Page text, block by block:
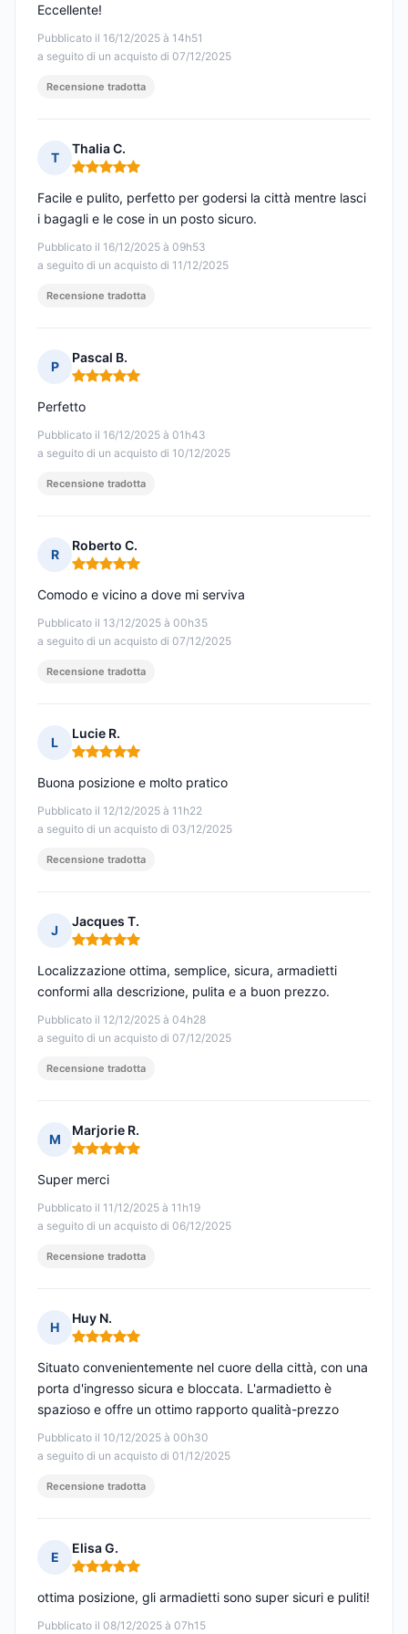
Pubblicato il 16/12/2025 à 14h51
a seguito di un acquisto di 07/12/2025
Eccellente!
Recensione tradotta
T
Thalia C.
Nota: 5 su 5
Pubblicato il 16/12/2025 à 09h53
a seguito di un acquisto di 11/12/2025
Facile e pulito, perfetto per godersi la città mentre lasci
i bagagli e le cose in un posto sicuro.
Recensione tradotta
P
Pascal B.
Nota: 5 su 5
Pubblicato il 16/12/2025 à 01h43
a seguito di un acquisto di 10/12/2025
Perfetto
Recensione tradotta
R
Roberto C.
Nota: 5 su 5
Pubblicato il 13/12/2025 à 00h35
a seguito di un acquisto di 07/12/2025
Comodo e vicino a dove mi serviva
Recensione tradotta
L
Lucie R.
Nota: 5 su 5
Pubblicato il 12/12/2025 à 11h22
a seguito di un acquisto di 03/12/2025
Buona posizione e molto pratico
Recensione tradotta
J
Jacques T.
Nota: 5 su 5
Pubblicato il 12/12/2025 à 04h28
a seguito di un acquisto di 07/12/2025
Localizzazione ottima, semplice, sicura, armadietti
conformi alla descrizione, pulita e a buon prezzo.
Recensione tradotta
M
Marjorie R.
Nota: 5 su 5
Pubblicato il 11/12/2025 à 11h19
a seguito di un acquisto di 06/12/2025
Super merci
Recensione tradotta
H
Huy N.
Nota: 5 su 5
Pubblicato il 10/12/2025 à 00h30
a seguito di un acquisto di 01/12/2025
Situato convenientemente nel cuore della città, con una
porta d'ingresso sicura e bloccata. L'armadietto è
spazioso e offre un ottimo rapporto qualità-prezzo
Recensione tradotta
E
Elisa G.
Nota: 5 su 5
Pubblicato il 08/12/2025 à 07h15
ottima posizione, gli armadietti sono super sicuri e puliti!